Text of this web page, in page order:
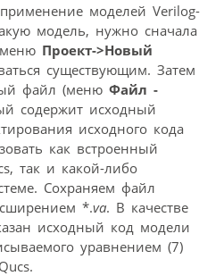
моделей Verilog-
модель, нужно сначала
Проект->Новый
существующим. Затем
файл (меню Файл -
содержит исходный
исходного кода
как встроенный
так и какой-либо
Сохраняем файл
*.va. В качестве
исходный код модели
уравнением (7)